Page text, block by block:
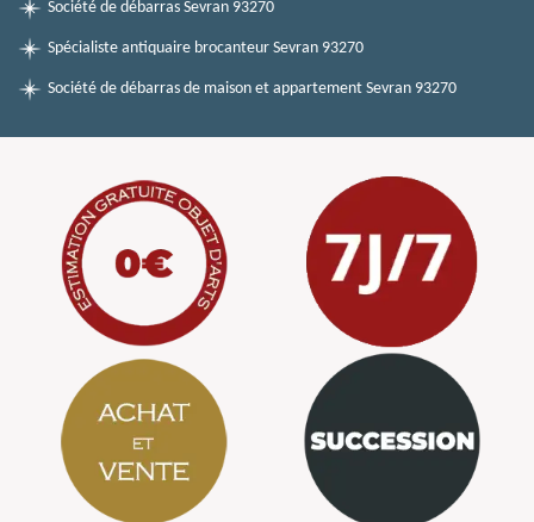
Société de débarras Sevran 93270
Spécialiste antiquaire brocanteur Sevran 93270
Société de débarras de maison et appartement Sevran 93270